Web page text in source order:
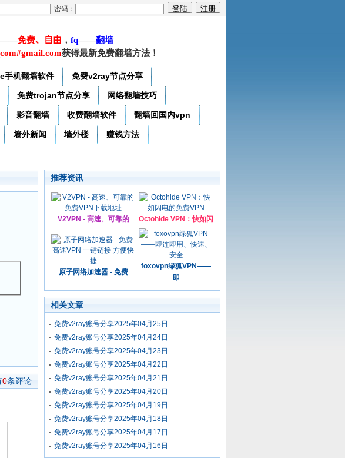
密码：
——免费、自由 ， fq——翻墙
获得最新免费翻墙方法！
手机翻墙软件 免费v2ray节点分享
免费trojan节点分享 网络翻墙技巧
影音翻墙 收费翻墙软件 翻墙回国内vpn
墙外新闻 墙外楼 赚钱方法
0条评论
推荐资讯
V2VPN - 高速、可靠的 Octohide VPN：快如闪
原子网络加速器 - 免费
foxovpn绿狐VPN——
即
相关文章
免费v2ray账号分享2025年04月25日
免费v2ray账号分享2025年04月24日
免费v2ray账号分享2025年04月23日
免费v2ray账号分享2025年04月22日
免费v2ray账号分享2025年04月21日
免费v2ray账号分享2025年04月20日
免费v2ray账号分享2025年04月19日
免费v2ray账号分享2025年04月18日
免费v2ray账号分享2025年04月17日
免费v2ray账号分享2025年04月16日